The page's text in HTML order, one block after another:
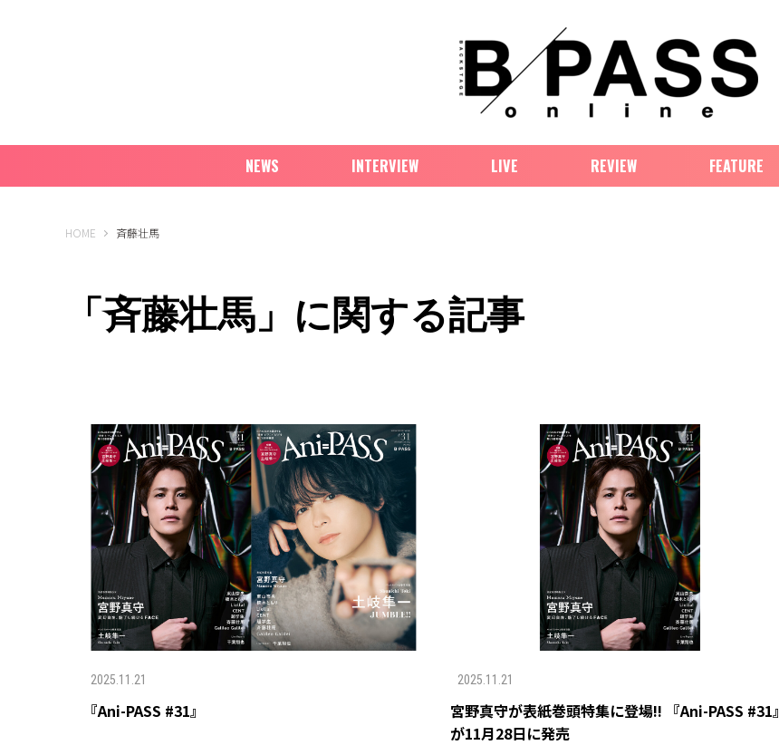
NEWS INTERVIEW LIVE REVIEW FEATURE
HOME B-PASS ONLINE
斉藤壮馬
「斉藤壮馬」に関する記事
2025.11.21
『Ani-PASS #31』
2025.11.21
宮野真守が表紙巻頭特集に登場!! 『Ani-PASS #31』
が11月28日に発売